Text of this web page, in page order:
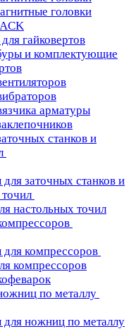
головки
гайковертов
и комплектующие
арматуры
станков и
заточных станков и
настольных точил
компрессоров
компрессоров
по металлу
для ножниц по металлу